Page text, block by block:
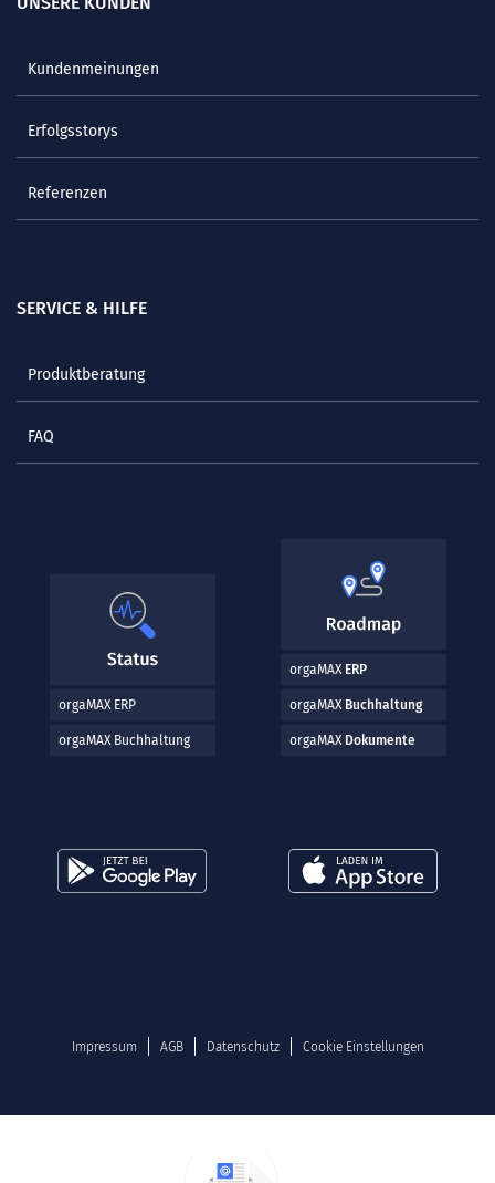
Kundenmeinungen
Erfolgsstorys
Referenzen
SERVICE & HILFE
Produktberatung
FAQ
orgaMAX ERP
orgaMAX Buchhaltung
orgaMAX ERP
orgaMAX Buchhaltung
orgaMAX Dokumente
Impressum AGB Datenschutz Cookie Einstellungen